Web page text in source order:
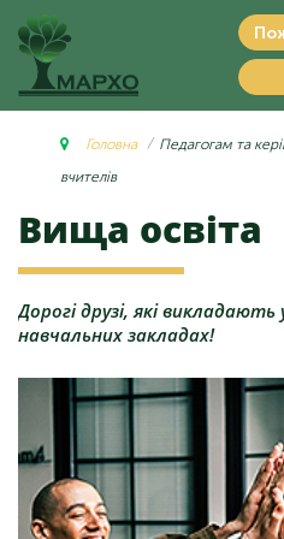
Головна Педагогам та
вчителів
Вища освіта
Дорогі друзі, які
навчальних закладах!